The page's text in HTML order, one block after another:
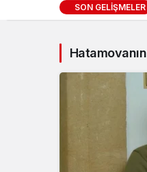
SON GELIŞMELER
Hatamovanın